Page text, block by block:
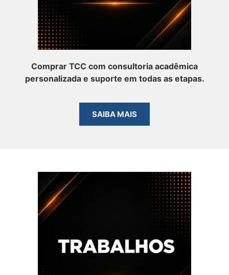
Comprar TCC com consultoria acadêmica
personalizada e suporte em todas as etapas.
SAIBA MAIS